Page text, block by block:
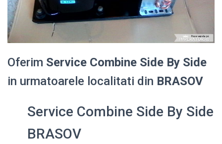
Oferim Service Combine Side By Side
in urmatoarele localitati din BRASOV
Service Combine Side By Side
BRASOV